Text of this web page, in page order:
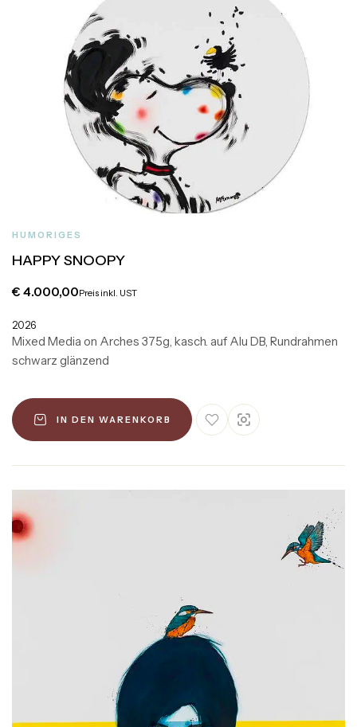
HUMORIGES
HAPPY SNOOPY
€ 4.000,00Preis inkl. UST
2026
Mixed Media on Arches 375g, kasch. auf Alu DB, Rundrahmen
schwarz glänzend
IN DEN WARENKORB